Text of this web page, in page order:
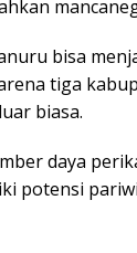
bisa
tiga
biasa.
daya
potensi